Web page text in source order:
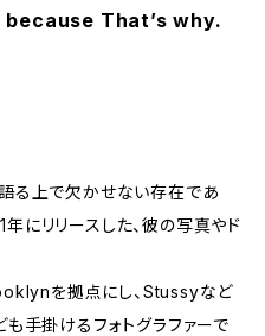
That’s why.
る上で欠かせない存在であ
リリースした、彼の写真やド
を拠点にし、Stussyなど
手掛けるフォトグラファーで